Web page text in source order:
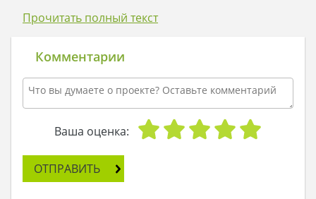
колером кровли и декоративной кладкой
колонны, балясины, обрамления и карнизы.
Такие строения модны и востребованы в любое
время, вне зависимости от эпохи. Их выбирают
как символ фундаментальности, финансовой
стабильности, передают от поколения к
поколению по наследству. Наилучшим
классическом стиле ландшафтный дизайн.
Несмотря на небольшие размеры этажа, в
Прочитать полный текст
Комментарии
Ваша оценка:
ОТПРАВИТЬ